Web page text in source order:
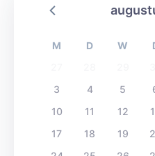
M D W
3
4 5
10
11 12
17
18 19